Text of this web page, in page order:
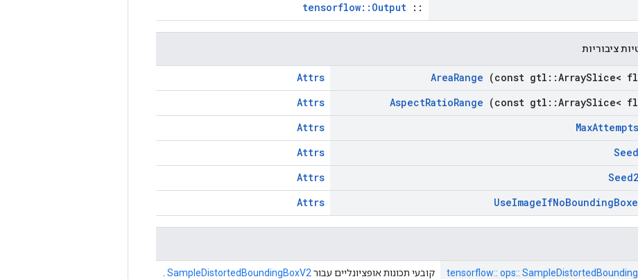
::
tensorflow::Output
ציבוריות
AreaRange (const gtl ::ArraySlice<
Attrs
AspectRatioRange (const gtl ::ArraySlice<
Attrs
MaxAttempts
Attrs
Seed
Attrs
Seed2
Attrs
UseImageIfNoBounding
Attrs
tensorflow:: ops:: קובעי תכונות אופציונליים עבור SampleDistortedBoundingBoxV2